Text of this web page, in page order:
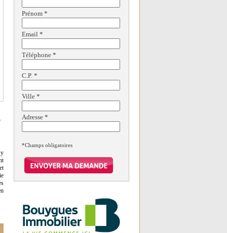
Prénom *
Email *
Téléphone *
C.P. *
Ville *
Adresse *
*Champs obligatoires